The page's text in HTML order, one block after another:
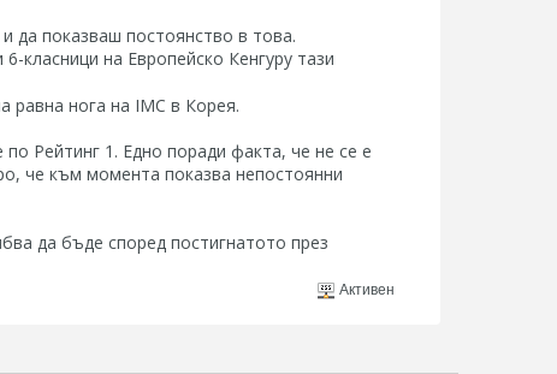
да показваш постоянство в това.
на Европейско Кенгуру тази
равна нога на IMC в Корея.
Рейтинг 1. Едно поради факта, че не се е
че към момента показва непостоянни
да бъде според постигнатото през
Активен